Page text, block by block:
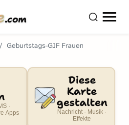
.com
Geburtstags-GIF Frauen
·
Apps
Diese
Karte
gestalten
Nachricht · Musik ·
Effekte